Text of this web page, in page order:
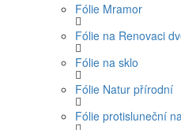
Fólie Mramor
Fólie na Renovaci
Fólie na sklo
Fólie Natur přírodní
Fólie protisluneční